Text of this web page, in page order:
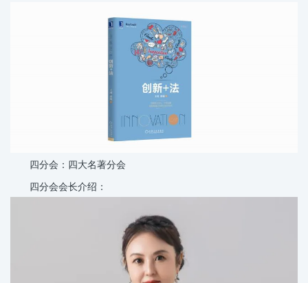
四分会：四大名著分会
四分会会长介绍：